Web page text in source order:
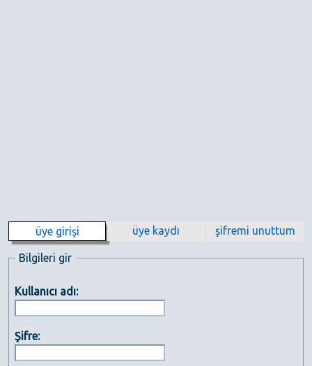
üye girişi üye kaydı şifremi unuttum
Bilgileri gir
Kullanıcı adı:
Şifre: